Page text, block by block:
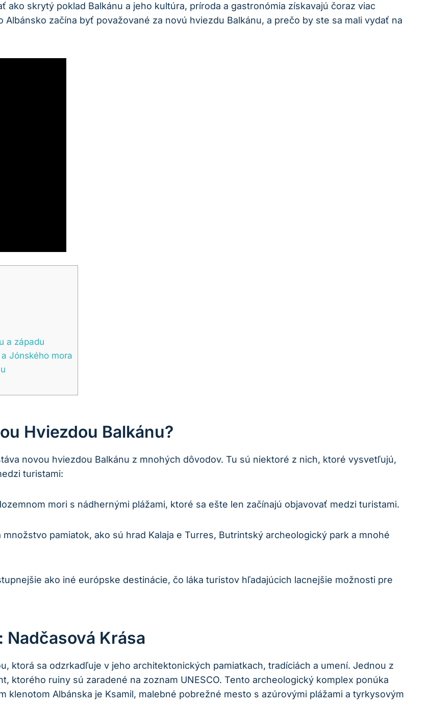
skrytý poklad Balkánu a jeho kultúra, príroda a gastronómia získavajú čoraz viac
Albánsko začína byť považované za novú hviezdu Balkánu, a prečo by ste sa mali vydať na
a západu
Jónského mora
Hviezdou Balkánu?
novou hviezdou Balkánu z mnohých dôvodov. Tu sú niektoré z nich, ktoré vysvetľujú,
turistami:
mori s nádhernými plážami, ktoré sa ešte len začínajú objavovať medzi turistami.
množstvo pamiatok, ako sú hrad Kalaja e Turres, Butrintský archeologický park a mnohé
ako iné európske destinácie, čo láka turistov hľadajúcich lacnejšie možnosti pre
Krása
ktorá sa odzrkadľuje v jeho architektonických pamiatkach, tradíciách a umení. Jednou z
ktorého ruiny sú zaradené na zoznam UNESCO. Tento archeologický komplex ponúka
klenotom Albánska je Ksamil, malebné pobrežné mesto s azúrovými plážami a tyrkysovým